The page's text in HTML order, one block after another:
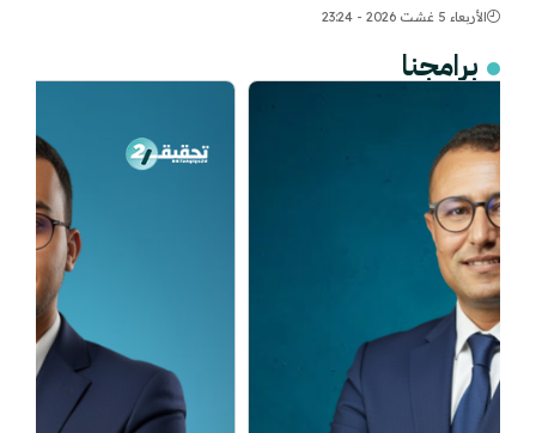
الأربعاء 5 غشت 2026 - 23:24
برامجنا